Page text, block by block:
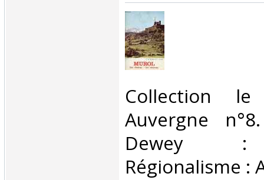
‎Collection
Auvergne
Dewey :
Régionalisme :